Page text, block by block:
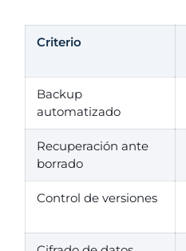
Criterio
Backup
automatizado
Recuperación ante
borrado
Control de versiones